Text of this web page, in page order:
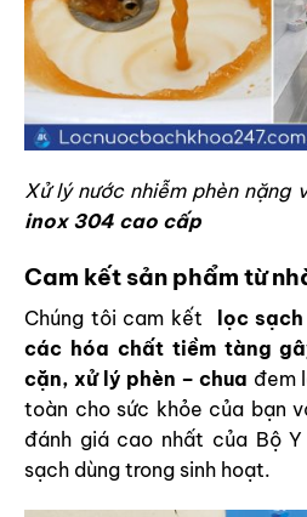
Xử lý nước nhiễm phèn nặng
inox 304 cao cấp
Cam kết sản phẩm từ
Chúng tôi cam kết lọc
các hóa chất tiềm tàng
cặn, xử lý phèn – chua đem
toàn cho sức khỏe của bạn
đánh giá cao nhất của Bộ
sạch dùng trong sinh hoạt.